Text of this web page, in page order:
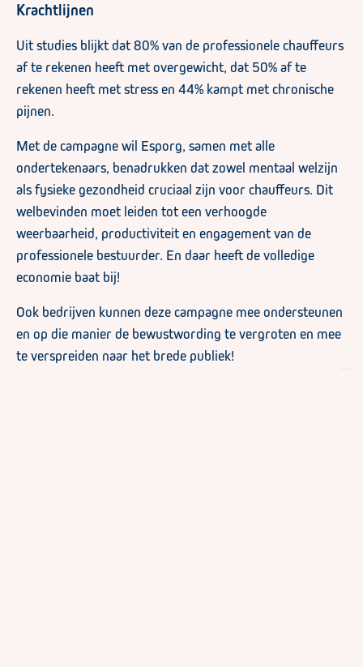
Krachtlijnen
Uit studies blijkt dat 80% van de professionele chauffeurs
af te rekenen heeft met overgewicht, dat 50% af te
rekenen heeft met stress en 44% kampt met chronische
pijnen.
Met de campagne wil Esporg, samen met alle
ondertekenaars, benadrukken dat zowel mentaal welzijn
als fysieke gezondheid cruciaal zijn voor chauffeurs. Dit
welbevinden moet leiden tot een verhoogde
weerbaarheid, productiviteit en engagement van de
professionele bestuurder. En daar heeft de volledige
economie baat bij!
Ook bedrijven kunnen deze campagne mee ondersteunen
en op die manier de bewustwording te vergroten en mee
te verspreiden naar het brede publiek!